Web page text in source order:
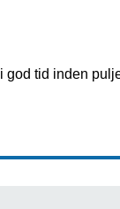
i god tid inden